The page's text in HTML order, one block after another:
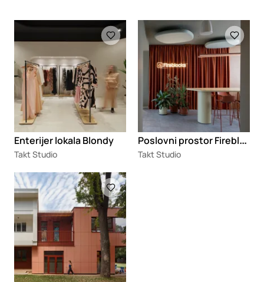
Loading
Enterijer lokala Blondy
Takt Studio
Loading
P
oslovni prostor Fireblocks Ltd.
Takt Studio
Loading